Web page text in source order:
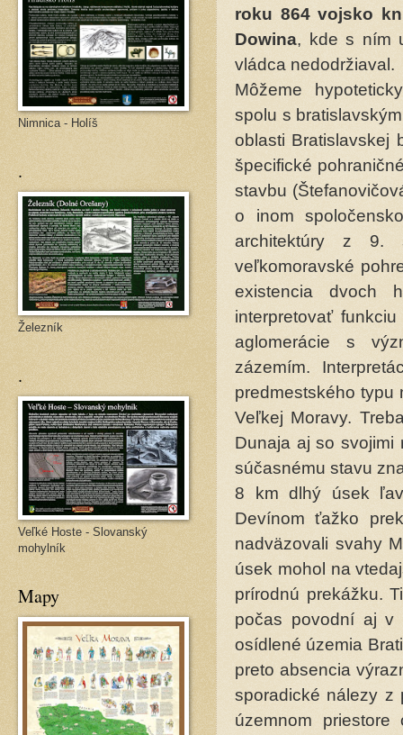
roku 864 vojsko
Dowina, kde s ním
vládca nedodržiaval.
Môžeme
spolu s
oblasti Bratislavskej
špecifické
stavbu
o inom
architektúry z 9.
veľkomoravské
existencia dvoch
interpretovať
aglomerácie s
zázemím.
predmestského typu
Veľkej Moravy.
Dunaja aj so svojimi
súčasnému stavu
8 km dlhý úsek
Devínom ťažko
nadväzovali svahy
úsek mohol na
prírodnú prekážku.
počas povodní aj v
osídlené územia
preto absencia
sporadické nálezy z
územnom
Nimnica - Holíš
.
Železník
.
Veľké Hoste - Slovanský
mohylník
Mapy